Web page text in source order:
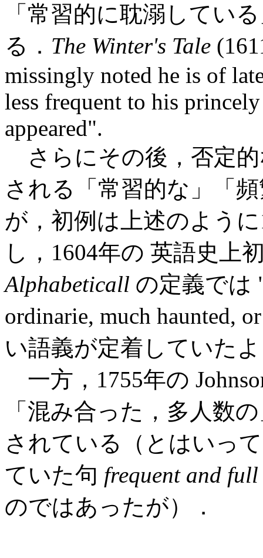
「常習的に耽溺してい
る． The Winter's Tale
missingly noted he is of
less frequent to his
appeared".
さらにその後，否定
される「常習的な」「
が，初例は上述のよう
し，1604年の 英語史上
Alphabeticall の定義では
ordinarie, much haunted,
い語義が定着していた
一方，1755年の
「混み合った，多人数
されている（とはいっ
ていた句 frequent and full
のではあったが）．